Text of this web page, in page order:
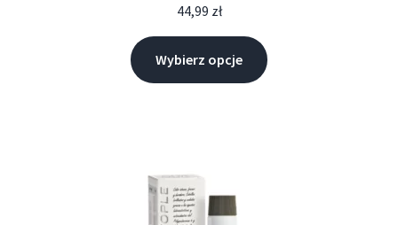
44,99 zł
Wybierz opcje